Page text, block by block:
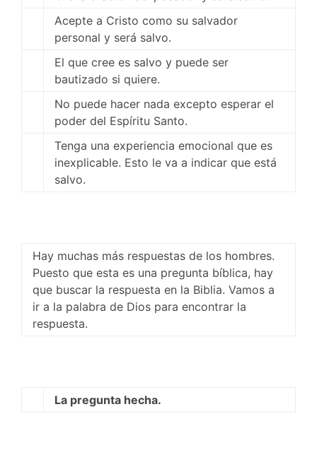
Acepte a Cristo como su salvador
personal y será salvo.
El que cree es salvo y puede ser
bautizado si quiere.
No puede hacer nada excepto esperar el
poder del Espíritu Santo.
Tenga una experiencia emocional que es
inexplicable. Esto le va a indicar que está
salvo.
Hay muchas más respuestas de los hombres.
Puesto que esta es una pregunta bíblica, hay
que buscar la respuesta en la Biblia. Vamos a
ir a la palabra de Dios para encontrar la
respuesta.
La pregunta hecha.